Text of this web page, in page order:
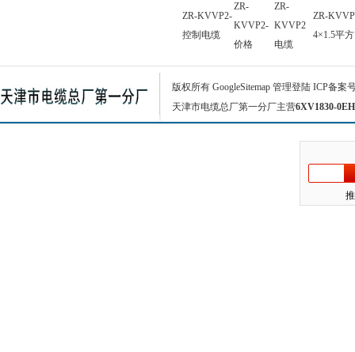
ZR-KVVP2-
控制电缆
ZR-
KVVP2-
价格
ZR-
KVVP2
电缆
ZR-
4×1.5平方
版权所有 GoogleSitemap 管理登陆 ICP备案
天津市电缆总厂第一分厂主营6XV1830-